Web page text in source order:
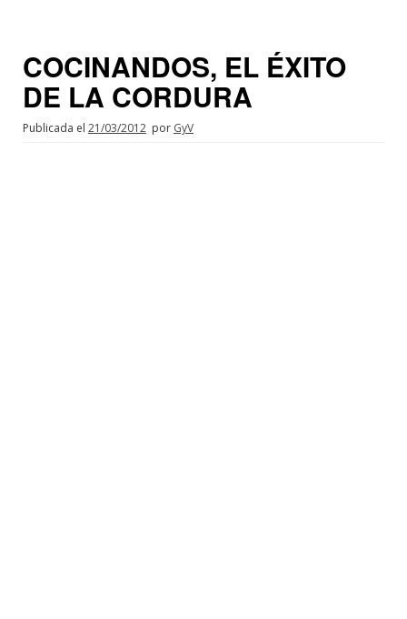
COCINANDOS, EL ÉXITO
DE LA CORDURA
Publicada el 21/03/2012 por GyV